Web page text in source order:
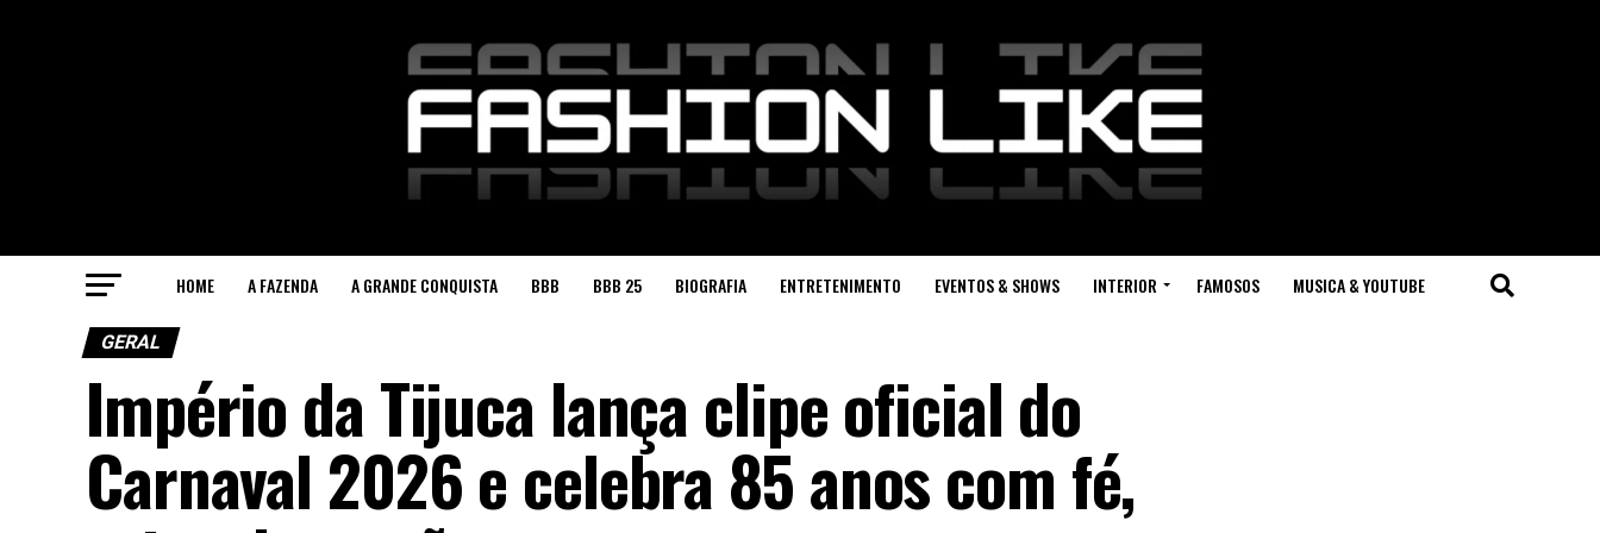
HOME A FAZENDA A GRANDE CONQUISTA BBB BBB 25 BIOGRAFIA ENTRETENIMENTO EVENTOS & SHOWS INTERIOR FAMOSOS MUSICA & YOUTUBE
GERAL
Império da Tijuca lança clipe oficial do
Carnaval 2026 e celebra 85 anos com fé,